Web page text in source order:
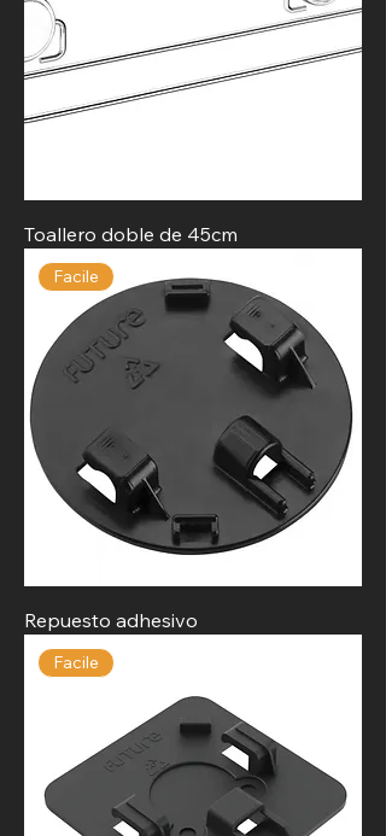
Toallero doble de 45cm
Facile
Repuesto adhesivo
Facile